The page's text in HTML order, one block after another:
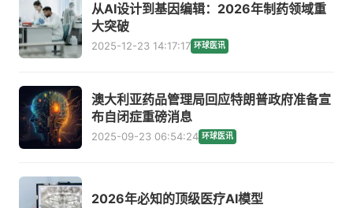
从AI设计到基因编辑：2026年制药领域重
大突破
2025-12-23 14:17:17 环球医讯
澳大利亚药品管理局回应特朗普政府准备宣
布自闭症重磅消息
2025-09-23 06:54:24 环球医讯
2026年必知的顶级医疗AI模型